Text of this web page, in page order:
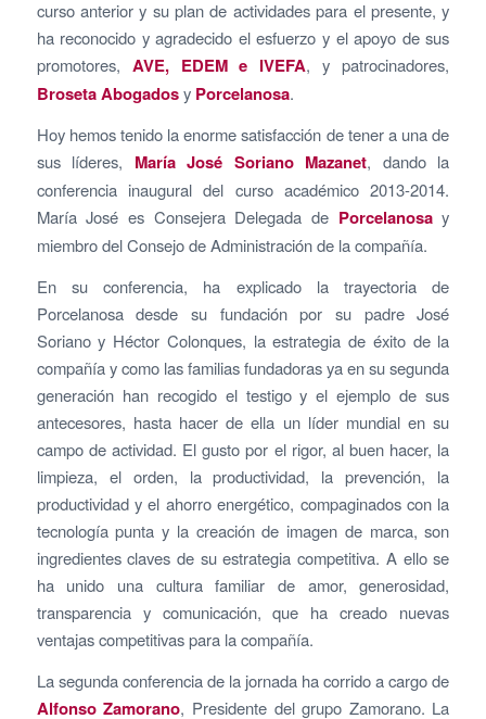
curso anterior y su plan de actividades para el presente, y
ha reconocido y agradecido el esfuerzo y el apoyo de sus
promotores, AVE, EDEM e IVEFA, y patrocinadores,
Broseta Abogadosy Porcelanosa.
Hoy hemos tenido la enorme satisfacción de tener a una de
sus líderes, María José Soriano Mazanet, dando la
conferencia inaugural del curso académico 2013-2014.
María José es Consejera Delegada de Porcelanosay
miembro del Consejo de Administración de la compañía.
En su conferencia, ha explicado la trayectoria de
Porcelanosa desde su fundación por su padre José
Soriano y Héctor Colonques, la estrategia de éxito de la
compañía y como las familias fundadoras ya en su segunda
generación han recogido el testigo y el ejemplo de sus
antecesores, hasta hacer de ella un líder mundial en su
campo de actividad. El gusto por el rigor, al buen hacer, la
limpieza, el orden, la productividad, la prevención, la
productividad y el ahorro energético, compaginados con la
tecnología punta y la creación de imagen de marca, son
ingredientes claves de su estrategia competitiva. A ello se
ha unido una cultura familiar de amor, generosidad,
transparencia y comunicación, que ha creado nuevas
ventajas competitivas para la compañía.
La segunda conferencia de la jornada ha corrido a cargo de
Alfonso Zamorano, Presidente del grupo Zamorano. La